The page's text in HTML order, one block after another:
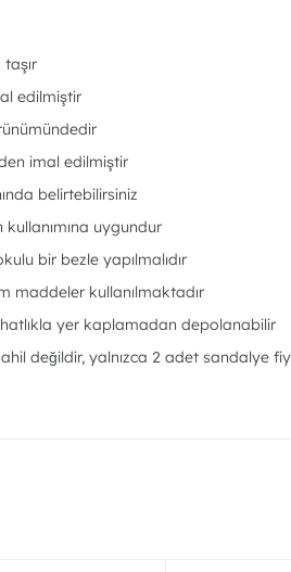
edilmiştir
imal edilmiştir
belirtebilirsiniz
uygundur
bir bezle yapılmalıdır
maddeler kullanılmaktadır
yer kaplamadan depolanabilir
değildir, yalnızca 2 adet sandalye